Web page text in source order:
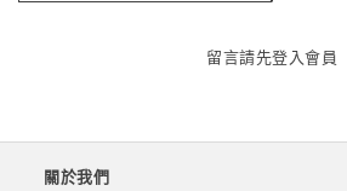
留言請先登入會員
關於我們